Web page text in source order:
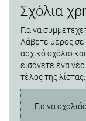
Σχόλια
Για να
Λάβετε μέρος σε
αρχικό σχόλιο
εισάγετε ένα
τέλος της λίστας.
Για να